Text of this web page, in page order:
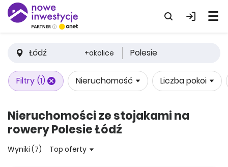
Łódź +okolice Polesie
Filtry (1) Nieruchomość Liczba pokoi
Nieruchomości ze stojakami na
rowery Polesie Łódź
Wyniki (7) Top oferty